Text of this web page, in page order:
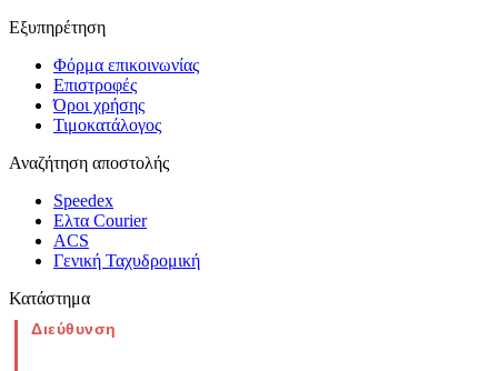
Εξυπηρέτηση
Φόρμα επικοινωνίας
Επιστροφές
Όροι χρήσης
Τιμοκατάλογος
Αναζήτηση αποστολής
Speedex
Ελτα Courier
ACS
Γενική Ταχυδρομική
Κατάστημα
Διεύθυνση